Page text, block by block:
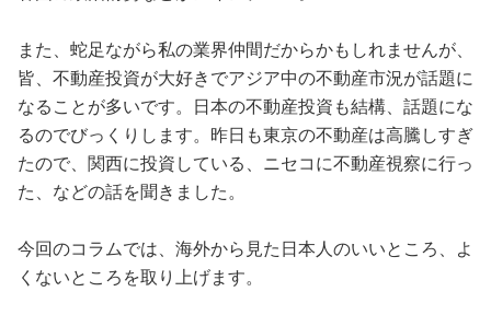
また、蛇足ながら私の業界仲間だからかもしれませんが、
皆、不動産投資が大好きでアジア中の不動産市況が話題に
なることが多いです。日本の不動産投資も結構、話題にな
るのでびっくりします。昨日も東京の不動産は高騰しすぎ
たので、関西に投資している、ニセコに不動産視察に行っ
た、などの話を聞きました。
今回のコラムでは、海外から見た日本人のいいところ、よ
くないところを取り上げます。